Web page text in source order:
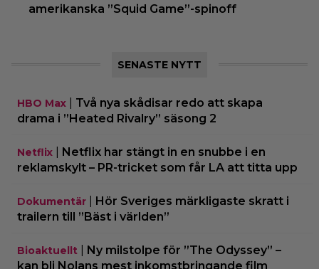
amerikanska ”Squid Game”-spinoff
SENASTE NYTT
HBO Max
Två nya skådisar redo att skapa
drama i ”Heated Rivalry” säsong 2
Netflix
Netflix har stängt in en snubbe i en
reklamskylt – PR-tricket som får LA att titta upp
Dokumentär
Hör Sveriges märkligaste skratt i
trailern till ”Bäst i världen”
Bioaktuellt
Ny milstolpe för ”The Odyssey” –
kan bli Nolans mest inkomstbringande film